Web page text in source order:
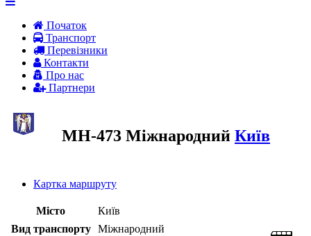
Початок
Транспорт
Перевiзники
Контакти
Про нас
Партнери
МН-473 Міжнародний Київ
Картка маршруту
Місто
Київ
Вид транспорту
Міжнародний